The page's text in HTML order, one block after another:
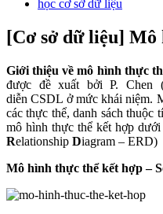
học cơ sở dữ liệu
[Cơ sở dữ liệu]
Giới thiệu về mô hình thực
được đề xuất bởi P. Chen
diễn CSDL ở mức khái niệm.
các thực thể, danh sách thuộc
mô hình thực thể kết hợp
Relationship Diagram – ERD)
Mô hình thực thể kết hợp –